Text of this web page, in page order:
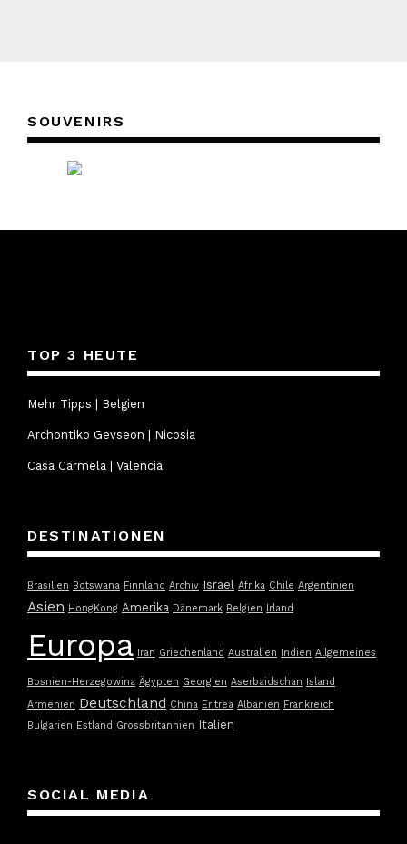
SOUVENIRS
TOP 3 HEUTE
Mehr Tipps | Belgien
Archontiko Gevseon | Nicosia
Casa Carmela | Valencia
DESTINATIONEN
Brasilien Botswana Finnland Archiv Israel Afrika Chile Argentinien
Asien HongKong Amerika Dänemark Belgien Irland
Europa Iran Griechenland Australien Indien Allgemeines
Bosnien-Herzegowina Ägypten Georgien Aserbaidschan Island
Armenien Deutschland China Eritrea Albanien Frankreich
Bulgarien Estland Grossbritannien Italien
SOCIAL MEDIA